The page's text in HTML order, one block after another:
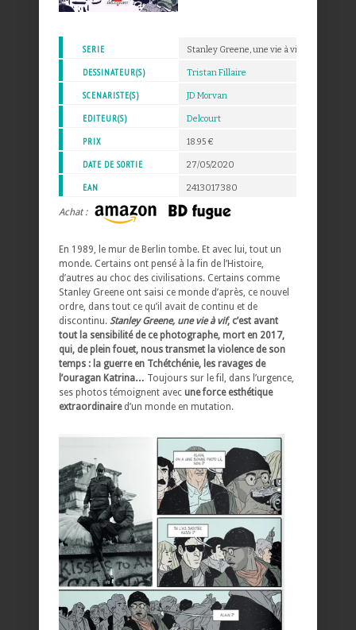
SERIE Stanley Greene, une vie à vif
DESSINATEUR(S) Tristan Fillaire
SCENARISTE(S) JD Morvan
EDITEUR(S) Delcourt
PRIX 18.95 €
DATE DE SORTIE 27/05/2020
EAN 2413017380
Achat :
En 1989, le mur de Berlin tombe. Et avec lui, tout un
monde. Certains ont pensé à la fin de l’Histoire,
d’autres au choc des civilisations. Certains comme
Stanley Greene ont saisi ce monde d’après, ce nouvel
ordre, dans tout ce qu’il avait de continu et de
discontinu. Stanley Greene, une vie à vif, c’est avant
tout la sensibilité de ce photographe, mort en 2017,
qui, de plein fouet, nous transmet la violence de son
temps : la guerre en Tchétchénie, les ravages de
l’ouragan Katrina… Toujours sur le fil, dans l’urgence,
ses photos témoignent avec une force esthétique
extraordinaired’un monde en mutation.